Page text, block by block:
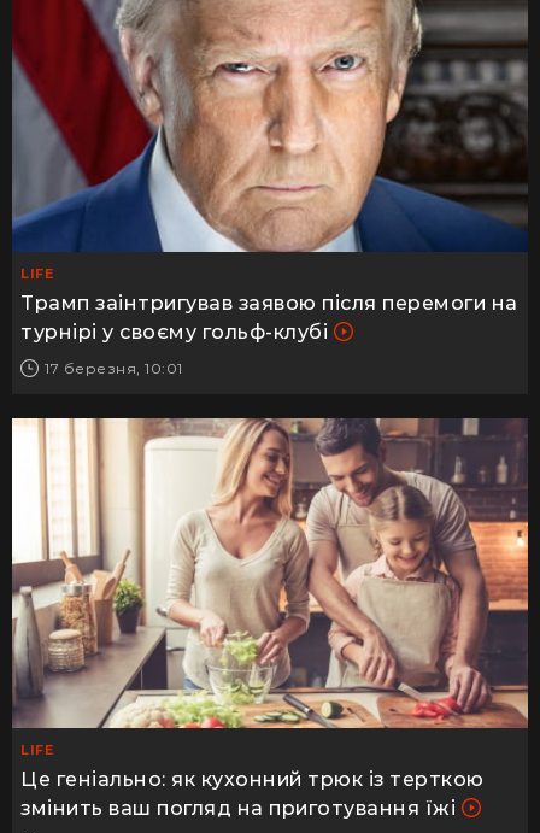
LIFE
Трамп заінтригував заявою після перемоги на
турнірі у своєму гольф-клубі
17 березня, 10:01
LIFE
Це геніально: як кухонний трюк із терткою
змінить ваш погляд на приготування їжі